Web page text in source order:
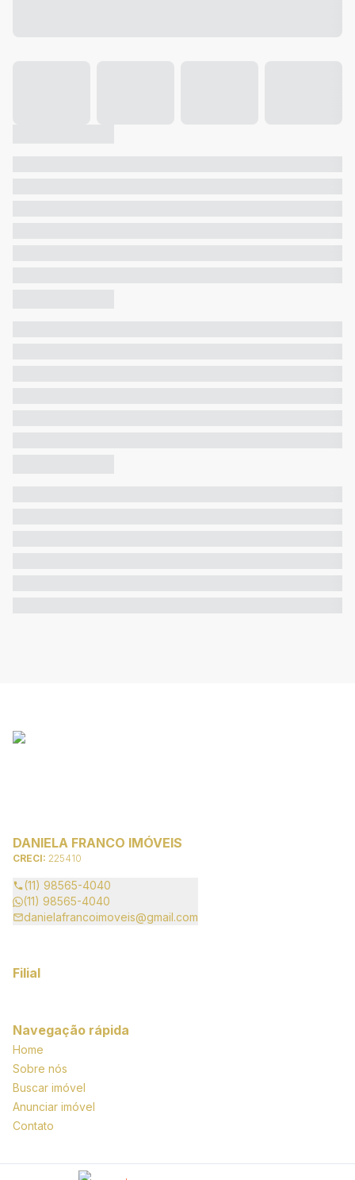
DANIELA FRANCO IMÓVEIS
CRECI: 225410
(11) 98565-4040
(11) 98565-4040
danielafrancoimoveis@gmail.com
Filial
Navegação rápida
Home
Sobre nós
Buscar imóvel
Anunciar imóvel
Contato